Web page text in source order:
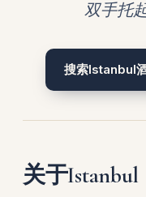
双手托
搜索Istanbul
关于Istanbul